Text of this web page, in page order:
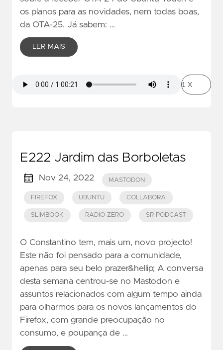
os planos para as novidades, nem todas boas,
da OTA-25. Já sabem: …
LER MAIS
E222 Jardim das Borboletas
Nov 24, 2022 MASTODON
FIREFOX UBUNTU COLLABORA
SLIMBOOK RADIO ZERO SR PODCAST
O Constantino tem, mais um, novo projecto!
Este não foi pensado para a comunidade,
apenas para seu belo prazer&hellip; A conversa
desta semana centrou-se no Mastodon e
assuntos relacionados com algum tempo ainda
para olharmos para os novos lançamentos do
Firefox, com grande preocupação no
consumo, e poupança de …